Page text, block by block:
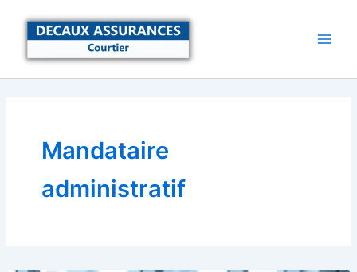
Mandataire
administratif